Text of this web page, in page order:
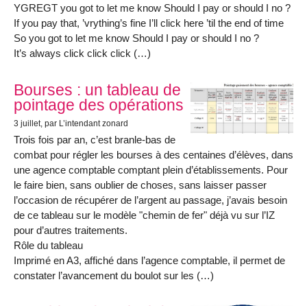
YGREGT you got to let me know Should I pay or should I no ?
If you pay that, ’vrything’s fine I’ll click here ’til the end of time
So you got to let me know Should I pay or should I no ?
It’s always click click click (…)
Bourses : un tableau de
pointage des opérations
3 juillet, par L’intendant zonard
Trois fois par an, c’est branle-bas de
combat pour régler les bourses à des centaines d’élèves, dans
une agence comptable comptant plein d’établissements. Pour
le faire bien, sans oublier de choses, sans laisser passer
l’occasion de récupérer de l’argent au passage, j’avais besoin
de ce tableau sur le modèle "chemin de fer" déjà vu sur l’IZ
pour d’autres traitements.
Rôle du tableau
Imprimé en A3, affiché dans l’agence comptable, il permet de
constater l’avancement du boulot sur les (…)